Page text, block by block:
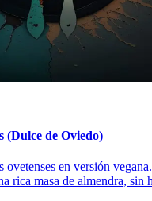
(Dulce de Oviedo)
ovetenses en versión
rica masa de almendra,